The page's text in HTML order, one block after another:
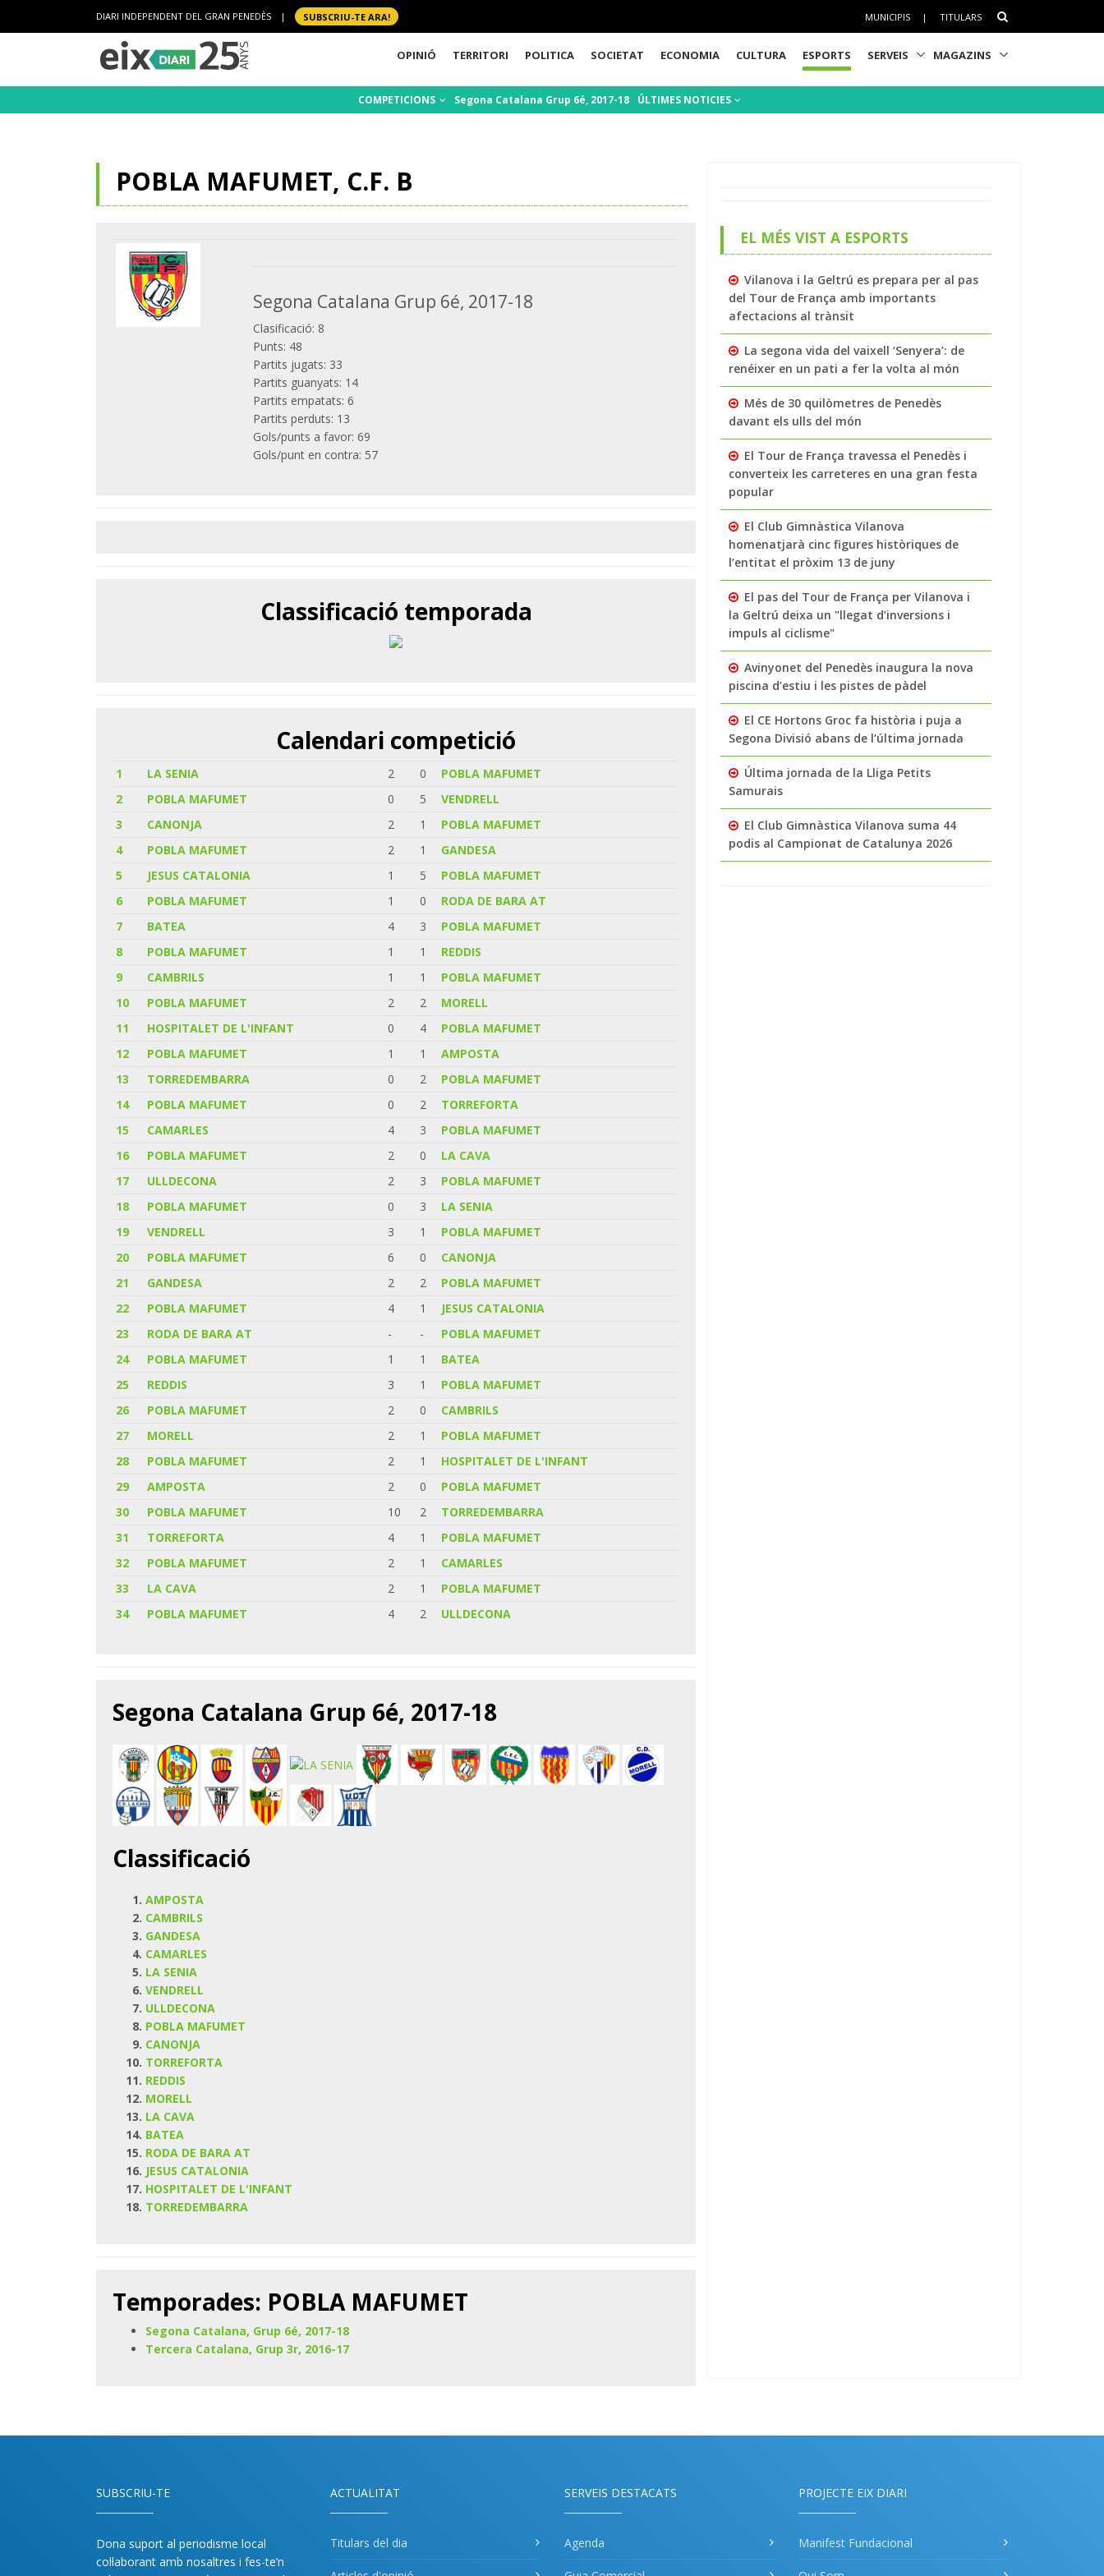
DIARI INDEPENDENT DEL GRAN PENEDÈS | SUBSCRIU-TE ARA! MUNICIPIS | TITULARS
OPINIÓ TERRITORI POLITICA SOCIETAT ECONOMIA CULTURA ESPORTS SERVEIS MAGAZINS
COMPETICIONS Segona Catalana Grup 6é, 2017-18 ÚLTIMES NOTICIES
POBLA MAFUMET, C.F. B
Segona Catalana Grup 6é, 2017-18
Clasificació: 8
Punts: 48
Partits jugats: 33
Partits guanyats: 14
Partits empatats: 6
Partits perduts: 13
Gols/punts a favor: 69
Gols/punt en contra: 57
Classificació temporada
Calendari competició
1 LA SENIA 2 0
POBLA MAFUMET
2
POBLA MAFUMET 0 5
VENDRELL
3
CANONJA 2 1
POBLA MAFUMET
4
POBLA MAFUMET 2 1
GANDESA
5
JESUS CATALONIA 1 5
POBLA MAFUMET
6
POBLA MAFUMET 1 0
RODA DE BARA AT
7
BATEA 4 3
POBLA MAFUMET
8
POBLA MAFUMET 1 1
REDDIS
9
CAMBRILS 1 1
POBLA MAFUMET
10
POBLA MAFUMET 2 2
MORELL
11
HOSPITALET DE L'INFANT 0 4
POBLA MAFUMET
12
POBLA MAFUMET 1 1
AMPOSTA
13
TORREDEMBARRA 0 2
POBLA MAFUMET
14
POBLA MAFUMET 0 2
TORREFORTA
15
CAMARLES 4 3
POBLA MAFUMET
16
POBLA MAFUMET 2 0
LA CAVA
17
ULLDECONA 2 3
POBLA MAFUMET
18
POBLA MAFUMET 0 3
LA SENIA
19
VENDRELL 3 1
POBLA MAFUMET
20
POBLA MAFUMET 6 0
CANONJA
21
GANDESA 2 2
POBLA MAFUMET
22
POBLA MAFUMET 4 1
JESUS CATALONIA
23
RODA DE BARA AT - -
POBLA MAFUMET
24
POBLA MAFUMET 1 1
BATEA
25
REDDIS 3 1
POBLA MAFUMET
26
POBLA MAFUMET 2 0
CAMBRILS
27
MORELL 2 1
POBLA MAFUMET
28
POBLA MAFUMET 2 1
HOSPITALET DE L'INFANT
29
AMPOSTA 2 0
POBLA MAFUMET
30
POBLA MAFUMET 10 2
TORREDEMBARRA
31
TORREFORTA 4 1
POBLA MAFUMET
32
POBLA MAFUMET 2 1
CAMARLES
33
LA CAVA 2 1
POBLA MAFUMET
34
POBLA MAFUMET 4 2 ULLDECONA
Segona Catalana Grup 6é, 2017-18
Classificació
AMPOSTA
CAMBRILS
GANDESA
CAMARLES
LA SENIA
VENDRELL
ULLDECONA
POBLA MAFUMET
CANONJA
TORREFORTA
REDDIS
MORELL
LA CAVA
BATEA
RODA DE BARA AT
JESUS CATALONIA
HOSPITALET DE L'INFANT
TORREDEMBARRA
Temporades: POBLA MAFUMET
Segona Catalana, Grup 6é, 2017-18
Tercera Catalana, Grup 3r, 2016-17
EL MÉS VIST A ESPORTS
Vilanova i la Geltrú es prepara per al pas
del Tour de França amb importants
afectacions al trànsit
La segona vida del vaixell ‘Senyera’: de
renéixer en un pati a fer la volta al món
Més de 30 quilòmetres de Penedès
davant els ulls del món
El Tour de França travessa el Penedès i
converteix les carreteres en una gran festa
popular
El Club Gimnàstica Vilanova
homenatjarà cinc figures històriques de
l’entitat el pròxim 13 de juny
El pas del Tour de França per Vilanova i
la Geltrú deixa un "llegat d’inversions i
impuls al ciclisme"
Avinyonet del Penedès inaugura la nova
piscina d’estiu i les pistes de pàdel
El CE Hortons Groc fa història i puja a
Segona Divisió abans de l’última jornada
Última jornada de la Lliga Petits
Samurais
El Club Gimnàstica Vilanova suma 44
podis al Campionat de Catalunya 2026
SUBSCRIU-TE
Dona suport al periodisme local
col·laborant amb nosaltres i fes-te’n
ACTUALITAT
Titulars del dia
SERVEIS DESTACATS
Agenda
PROJECTE EIX DIARI
Manifest Fundacional